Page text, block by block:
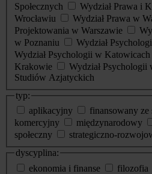
Społecznych
Wydział Prawa i
Wrocławiu
Wydział Prawa w
Projektowania w Warszawie
w Poznaniu
Wydział
Wydział Psychologii w Katowicach
Krakowie
Wydział Psychologii
Studiów Azjatyckich
typ:
aplikacyjny
finansowany
komercyjny
międzynarodowy
społeczny
strategiczno-
dyscyplina:
ekonomia i finanse
filozofia